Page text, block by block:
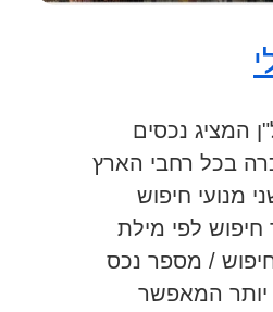
המציג נכסים
בכל רחבי הארץ
מנועי חיפוש
חיפוש לפי מילת
חיפוש / מספר נכס
יותר המאפשר